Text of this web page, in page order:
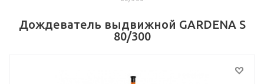
Дождеватель выдвижной GARDENA S
80/300